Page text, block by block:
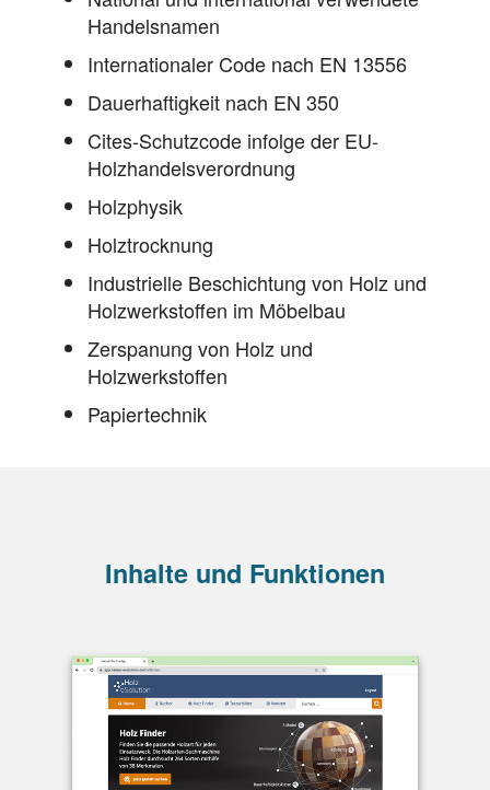
Handelsnamen
Internationaler Code nach EN 13556
Dauerhaftigkeit nach EN 350
Cites-Schutzcode infolge der EU-
Holzhandelsverordnung
Holzphysik
Holztrocknung
Industrielle Beschichtung von Holz und
Holzwerkstoffen im Möbelbau
Zerspanung von Holz und
Holzwerkstoffen
Papiertechnik
Inhalte und Funktionen